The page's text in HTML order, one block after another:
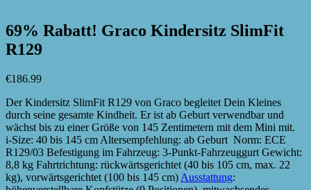
69% Rabatt! Graco Kindersitz SlimFit
R129
€186.99
Der Kindersitz SlimFit R129 von Graco begleitet Dein Kleines
durch seine gesamte Kindheit. Er ist ab Geburt verwendbar und
wächst bis zu einer Größe von 145 Zentimetern mit dem Mini mit.
i-Size: 40 bis 145 cm Altersempfehlung: ab Geburt Norm: ECE
R129/03 Befestigung im Fahrzeug: 3-Punkt-Fahrzeuggurt Gewicht:
8,8 kg Fahrtrichtung: rückwärtsgerichtet (40 bis 105 cm, max. 22
kg), vorwärtsgerichtet (100 bis 145 cm) Ausstattung: